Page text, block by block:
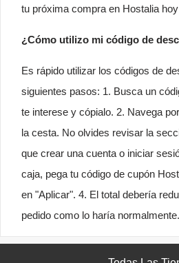
tu próxima compra en Hostalia
¿Cómo utilizo mi código de
Es rápido utilizar los códigos de
siguientes pasos: 1. Busca un
te interese y cópialo. 2. Navega
la cesta. No olvides revisar la
que crear una cuenta o iniciar
caja, pega tu código de cupón
en "Aplicar". 4. El total debería
pedido como lo haría normalmente.